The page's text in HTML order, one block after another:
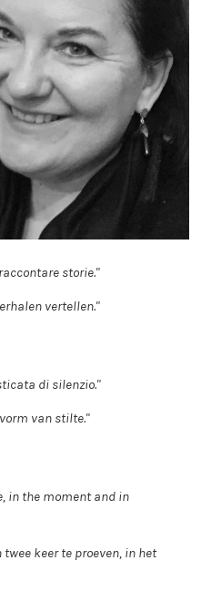
storie."
vertellen."
di silenzio."
van stilte."
in the moment and in
keer te proeven, in het